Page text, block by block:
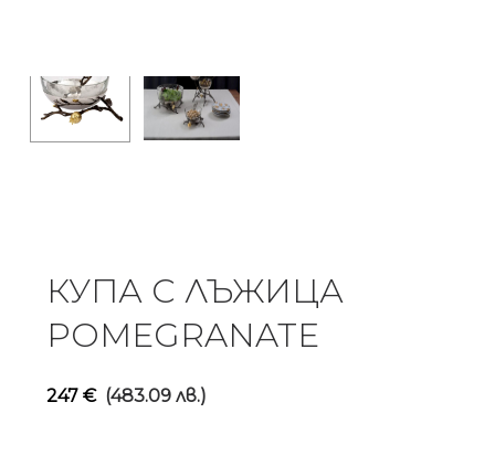
КУПА С ЛЪЖИЦА
POMEGRANATE
247 € (483.09 лв.)